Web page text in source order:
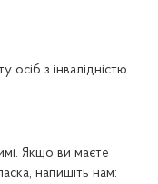
осіб з інвалідністю
Якщо ви маєте
напишіть нам: